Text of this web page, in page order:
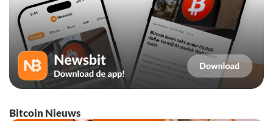
Bitcoin Nieuws